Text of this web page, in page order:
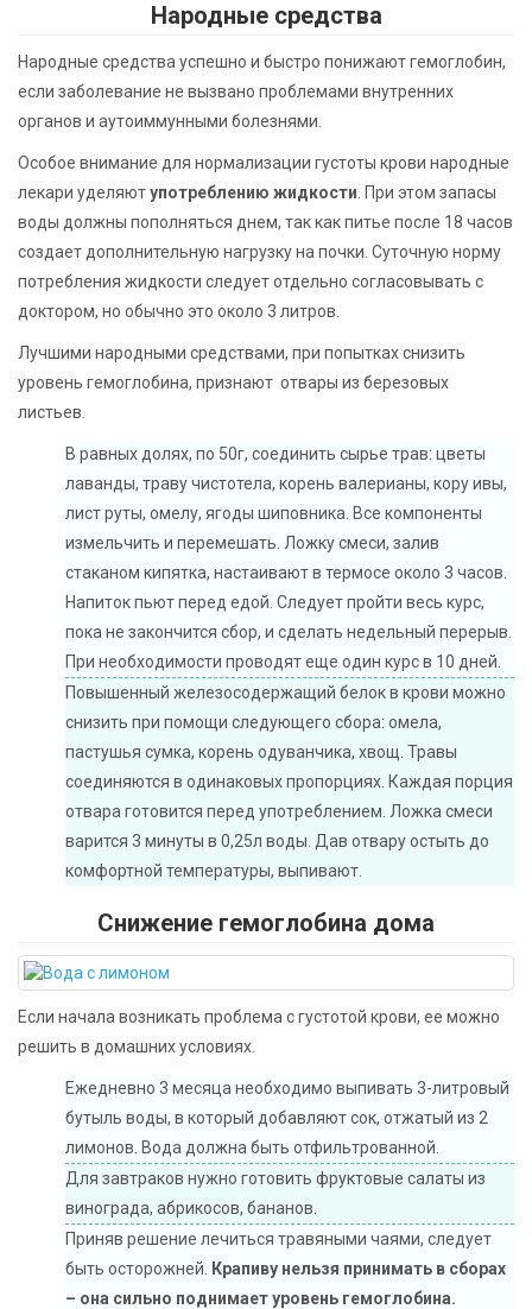
Народные средства
Народные средства успешно и быстро понижают гемоглобин,
если заболевание не вызвано проблемами внутренних
органов и аутоиммунными болезнями.
Особое внимание для нормализации густоты крови народные
лекари уделяютупотреблению жидкости . При этом запасы
воды должны пополняться днем, так как питье после 18 часов
создает дополнительную нагрузку на почки. Суточную норму
потребления жидкости следует отдельно согласовывать с
доктором, но обычно это около 3 литров.
Лучшими народными средствами, при попытках снизить
уровень гемоглобина, признают отвары из березовых
листьев.
В равных долях, по 50г, соединить сырье трав: цветы
лаванды, траву чистотела, корень валерианы, кору ивы,
лист руты, омелу, ягоды шиповника. Все компоненты
измельчить и перемешать. Ложку смеси, залив
стаканом кипятка, настаивают в термосе около 3 часов.
Напиток пьют перед едой. Следует пройти весь курс,
пока не закончится сбор, и сделать недельный перерыв.
При необходимости проводят еще один курс в 10 дней.
Повышенный железосодержащий белок в крови можно
снизить при помощи следующего сбора: омела,
пастушья сумка, корень одуванчика, хвощ. Травы
соединяются в одинаковых пропорциях. Каждая порция
отвара готовится перед употреблением. Ложка смеси
варится 3 минуты в 0,25л воды. Дав отвару остыть до
комфортной температуры, выпивают.
Снижение гемоглобина дома
Если начала возникать проблема с густотой крови, ее можно
решить в домашних условиях.
Ежедневно 3 месяца необходимо выпивать 3-литровый
бутыль воды, в который добавляют сок, отжатый из 2
лимонов. Вода должна быть отфильтрованной.
Для завтраков нужно готовить фруктовые салаты из
винограда, абрикосов, бананов.
Приняв решение лечиться травяными чаями, следует
быть осторожней.
Крапиву нельзя принимать в сборах
– она сильно поднимает уровень гемоглобина.